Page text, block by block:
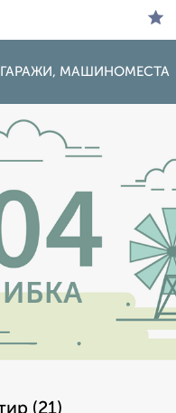
ГАРАЖИ, МАШИНОМЕСТА
(21)